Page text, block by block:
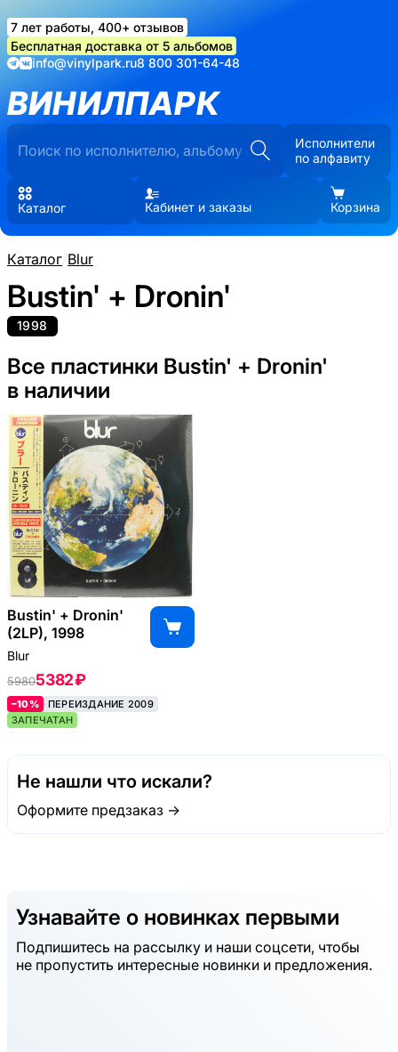
7 лет работы, 400+ отзывов
Бесплатная доставка от 5 альбомов
info@vinylpark.ru8 800 301-64-48
ВИНИЛПАРК
Исполнители
по алфавиту
Каталог Кабинет и заказы Корзина
Каталог/Blur
Bustin' + Dronin'
1998
Все пластинки Bustin' + Dronin'
в наличии
Bustin' + Dronin'
(2LP), 1998
Blur
59805382 ₽
–10%
ПЕРЕИЗДАНИЕ 2009
ЗАПЕЧАТАН
Не нашли что искали?
Оформите предзаказ →
Узнавайте о новинках первыми
Подпишитесь на рассылку и наши соцсети, чтобы
не пропустить интересные новинки и предложения.